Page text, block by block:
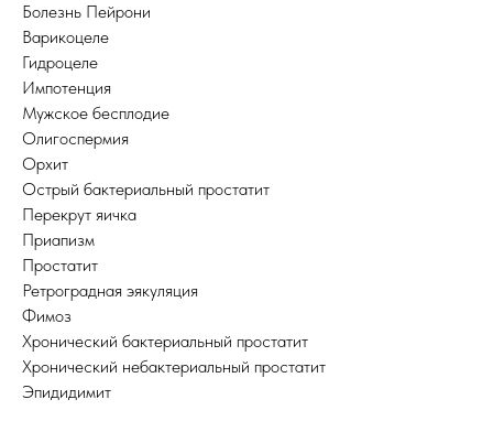
Болезнь Пейрони
Варикоцеле
Гидроцеле
Импотенция
Мужское бесплодие
Олигоспермия
Орхит
Острый бактериальный простатит
Перекрут яичка
Приапизм
Простатит
Ретроградная эякуляция
Фимоз
Хронический бактериальный простатит
Хронический небактериальный простатит
Эпидидимит